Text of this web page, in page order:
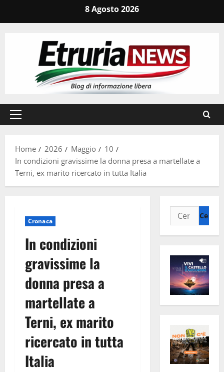
8 Agosto 2026
Menu
Home
2026 Maggio
10
In condizioni gravissime la donna presa a martellate a
Terni, ex marito ricercato in tutta Italia
Cronaca
In condizioni
gravissime la
donna presa a
martellate a
Terni, ex marito
ricercato in tutta
Italia
Ricerca
per: